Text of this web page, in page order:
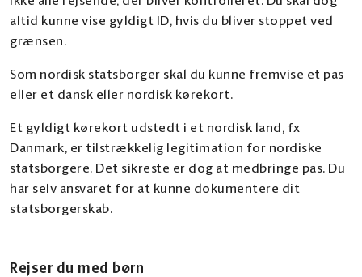
altid kunne vise gyldigt ID, hvis du bliver stoppet ved
grænsen.
Som nordisk statsborger skal du kunne fremvise et pas
eller et dansk eller nordisk kørekort.
Et gyldigt kørekort udstedt i et nordisk land, fx
Danmark, er tilstrækkelig legitimation for nordiske
statsborgere. Det sikreste er dog at medbringe pas. Du
har selv ansvaret for at kunne dokumentere dit
statsborgerskab.
Rejser du med børn